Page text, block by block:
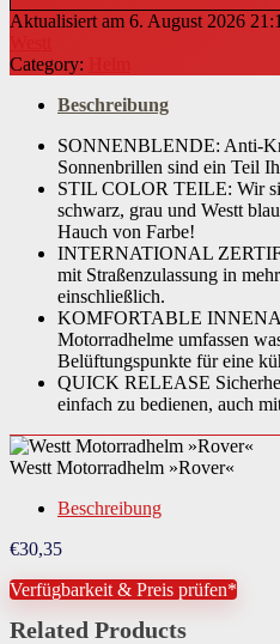
Details Futter stoßabsorbierend,
Details Visier hochklappbar, kratzfest
ECE-22/05
Aktualisiert am 6. August 2026
Category:
Beschreibung
SONNENBLENDE: Anti-
Sonnenbrillen sind ein Teil
STIL COLOR TEILE: Wir
schwarz, grau und Westt
Hauch von Farbe!
INTERNATIONAL
mit Straßenzulassung in
einschließlich.
KOMFORTABLE
Motorradhelme umfassen
Belüftungspunkte für eine
QUICK RELEASE
einfach zu bedienen, auch
Westt Motorradhelm »Rover«
Beschreibung
€30,35
Verfügbarkeit & Preis prüfen*
Related Products